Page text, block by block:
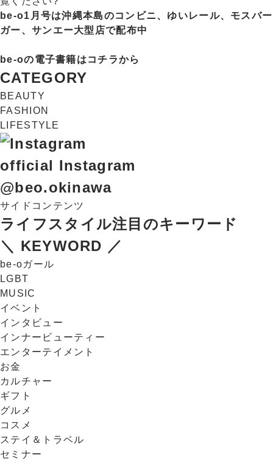
be-o1月号は沖縄本島のコンビニ、ゆいレール、モスバー
ガー、サンエー大型店で配布中
be-oの電子書籍は コチラから
CATEGORY
BEAUTY
FASHION
LIFESTYLE
official Instagram
@beo.okinawa
サイドコンテンツ
ライフスタイル注目のキーワード
＼ KEYWORD ／
be-oガール
LGBT
MUSIC
イベント
インタビュー
インナービューティー
エンターテイメント
お金
カルチャー
ギフト
グルメ
コスメ
ステイ＆トラベル
セミナー